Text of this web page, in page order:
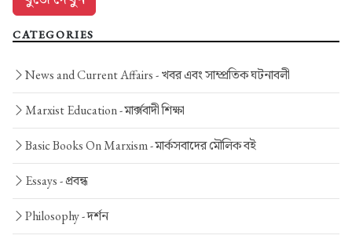
CATEGORIES
News and Current Affairs -খবর এবং সাম্প্রতিক ঘটনাবলী
Marxist Education -মার্ক্সবাদী শিক্ষা
Basic Books On Marxism -মার্কসবাদের মৌলিক বই
Essays -প্রবন্ধ
Philosophy -দর্শন